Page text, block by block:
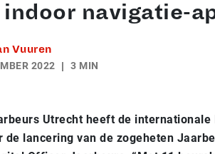
navigatie-
Vuuren
2022
3 MIN
Utrecht heeft de internationale
de lancering van de zogeheten